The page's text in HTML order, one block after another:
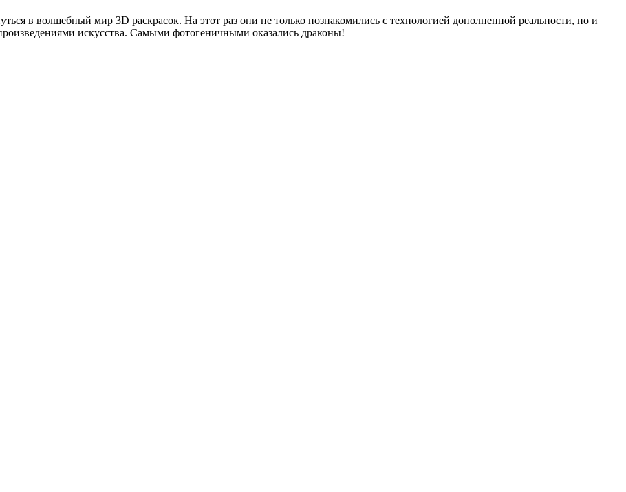
в волшебный мир 3D раскрасок. На этот раз они не только познакомились с технологией дополненной реальности, но и
искусства. Самыми фотогеничными оказались драконы!